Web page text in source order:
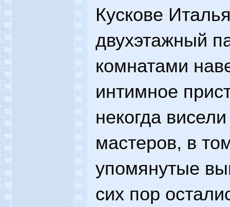
Кускове
двухэтажный
комнатами
интимное
некогда
мастеров, в
упомянутые
сих пор